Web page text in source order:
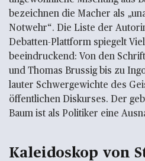
bezeichnen die Macher als
Notwehr“. Die Liste der
Debatten-Plattform spiegelt
beeindruckend: Von den
und Thomas Brussig bis zu
lauter Schwergewichte des
öffentlichen Diskurses. Der
Baum ist als Politiker eine
Kaleidoskop von